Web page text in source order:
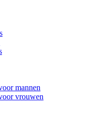
mannen
vrouwen